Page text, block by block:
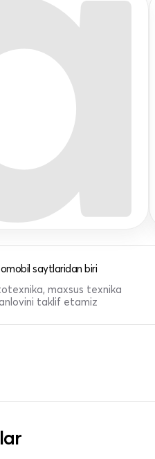
saytlaridan biri
maxsus texnika
taklif etamiz